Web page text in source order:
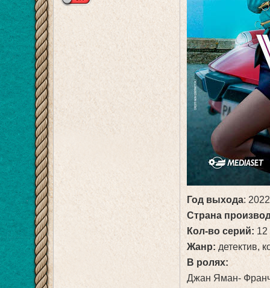
Год выхода: 2022
Страна
Кол-во серий: 12
Жанр: детектив,
В ролях:
Джан Яман-